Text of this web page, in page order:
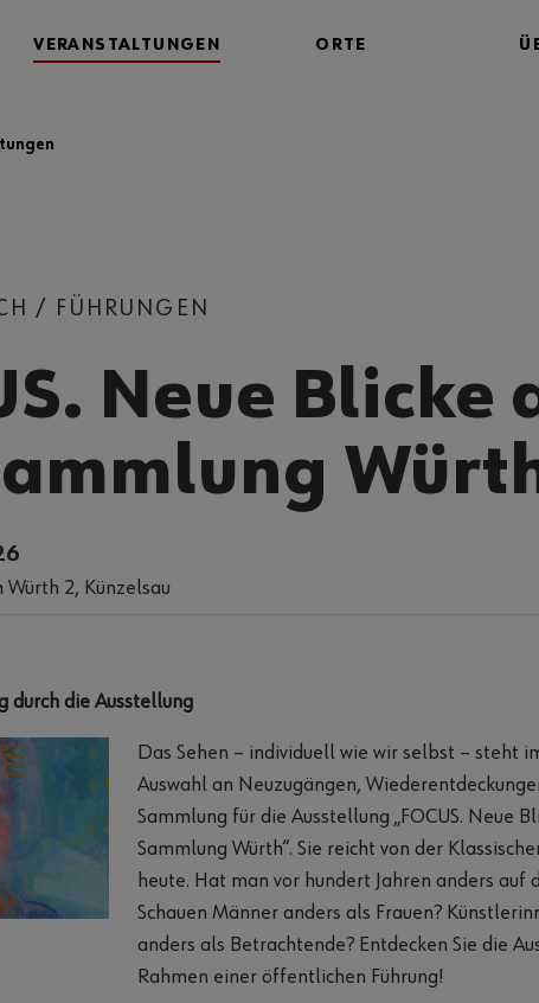
VERANSTALTUNGEN ORTE
/ FÜHRUNGEN
Neue Blicke
Würth 2, Künzelsau
durch die Ausstellung
Das Sehen – individuell wie wir selbst – steht
Auswahl an Neuzugängen,
Sammlung für die Ausstellung „FOCUS. Neue
Sammlung Würth“. Sie reicht von der
heute. Hat man vor hundert Jahren anders auf
Schauen Männer anders als Frauen?
anders als Betrachtende? Entdecken Sie die
Rahmen einer öffentlichen Führung!